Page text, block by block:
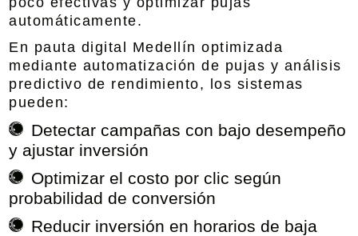
automáticamente.
En pauta digital Medellín optimizada
mediante automatización de pujas y análisis
predictivo de rendimiento, los sistemas
pueden:
Detectar campañas con bajo desempeño
y ajustar inversión
Optimizar el costo por clic según
probabilidad de conversión
Reducir inversión en horarios de baja